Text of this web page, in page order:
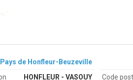
Pays de Honfleur-Beuzeville
HONFLEUR - VASOUY Code